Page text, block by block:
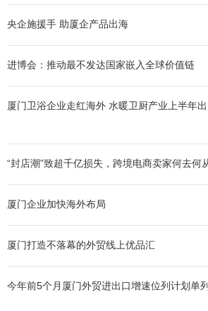
央企施援手 助厦企产品出海
进博会：推动最不发达国家嵌入全球价值链
“封店潮”致超千亿损失，跨境电商卖家何去何
厦门企业加快海外布局
厦门打造不落幕的外贸线上优品汇
今年前5个月厦门外贸进出口增速位列计划单